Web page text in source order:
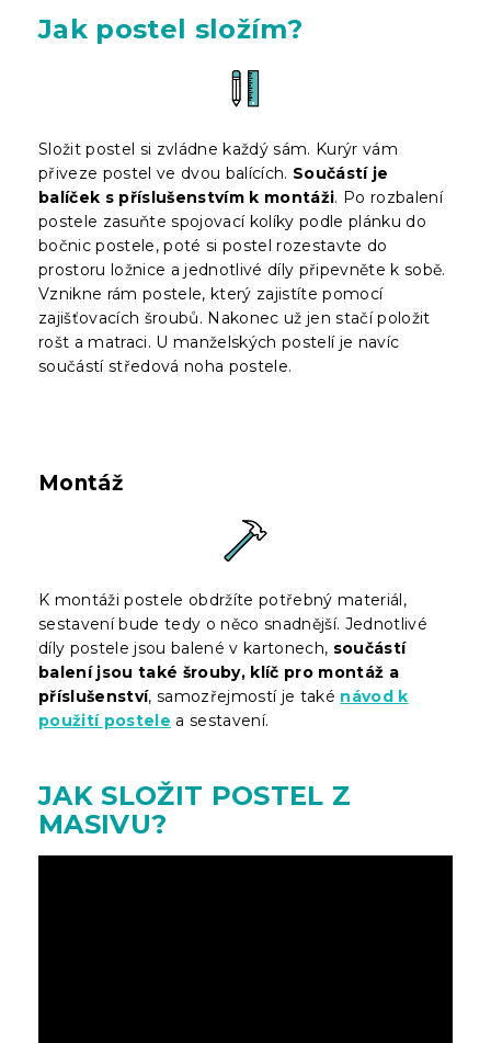
Jak postel složím?
Složit postel si zvládne každý sám. Kurýr vám
přiveze postel ve dvou balících. Součástí je
balíček s příslušenstvím k montáži. Po rozbalení
postele zasuňte spojovací kolíky podle plánku do
bočnic postele, poté si postel rozestavte do
prostoru ložnice a jednotlivé díly připevněte k sobě.
Vznikne rám postele, který zajistíte pomocí
zajišťovacích šroubů. Nakonec už jen stačí položit
rošt a matraci. U manželských postelí je navíc
součástí středová noha postele.
Montáž
K montáži postele obdržíte potřebný materiál,
sestavení bude tedy o něco snadnější. Jednotlivé
díly postele jsou balené v kartonech, součástí
balení jsou také šrouby, klíč pro montáž a
příslušenství, samozřejmostí je také návod k
použití postele a sestavení.
JAK SLOŽIT POSTEL Z
MASIVU?